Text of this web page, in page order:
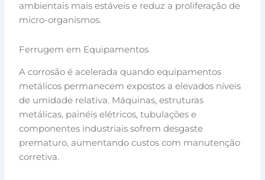
ambientais mais estáveis e reduz a proliferação de
micro-organismos.
Ferrugem em Equipamentos
A corrosão é acelerada quando equipamentos
metálicos permanecem expostos a elevados níveis
de umidade relativa. Máquinas, estruturas
metálicas, painéis elétricos, tubulações e
componentes industriais sofrem desgaste
prematuro, aumentando custos com manutenção
corretiva.